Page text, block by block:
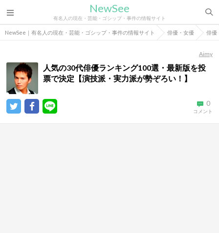
NewSee
有名人の現在・芸能・ゴシップ・事件の情報サイト
NewSee｜有名人の現在・芸能・ゴシップ・事件の情報サイト 俳優・女優 俳優
Aimy
人気の30代俳優ランキング100選・最新版を投
票で決定【演技派・実力派が勢ぞろい！】
0
コメント